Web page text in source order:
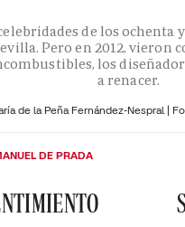
de los ochenta
Pero en 2012, vieron
los
a renacer.
de la Peña Fernández-Nespral |
DE PRADA